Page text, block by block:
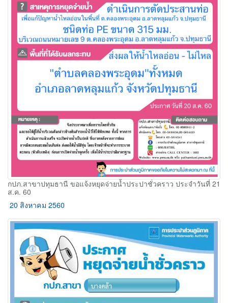
กปภ.สาขาปทุมธานี ขอแจ้งหยุดจ่ายน้ำประปาชั่วคราว ประจำวันที่ 21
ส.ค. 60
20 สิงหาคม 2560